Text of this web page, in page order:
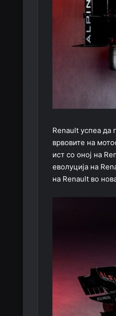
Renault успеа да
врвовите на
ист со оној на
еволуција на
на Renault во